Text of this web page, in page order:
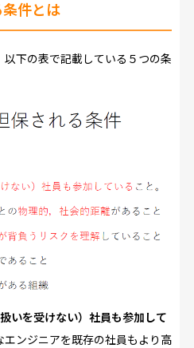
件とは
下の表で記載している５つの条
いを受けない）社員も参加して
エンジニアを既存の社員もより高